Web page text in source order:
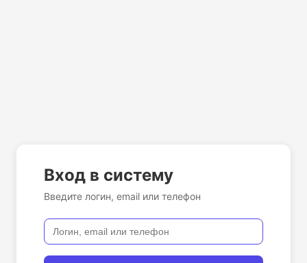
Вход в систему
Введите логин, email или телефон